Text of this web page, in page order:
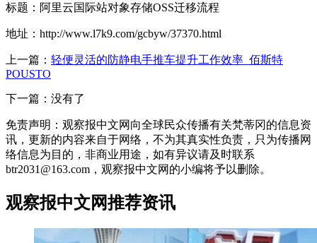
标题：阿里云国际站对象存储OSS迁移流程
地址：http://www.l7k9.com/gcbyw/37370.html
上一篇： 轻便灵活的防静电手推车提升工作效率_佰斯特
POUSTO
下一篇：没有了
免责声明：观察报中文网向全球民众传播有关梵蒂冈的信息资
讯，更新的内容来自于网络，不为其真实性负责，只为传播网
络信息为目的，非商业用途，如有异议请及时联系
btr2031@163.com，观察报中文网的小编将予以删除。
观察报中文网推荐资讯